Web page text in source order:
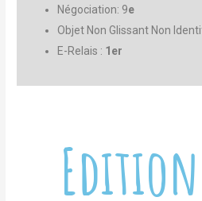
Négociation: 9e
Objet Non Glissant Non
E-Relais : 1er